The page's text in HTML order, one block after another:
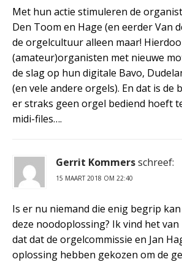
Met hun actie stimuleren de
Den Toom en Hage (en eerder Van
de orgelcultuur alleen maar!
(amateur)organisten met nieuwe
de slag op hun digitale Bavo,
(en vele andere orgels). En dat is de
er straks geen orgel bediend hoeft
midi-files….
Gerrit Kommersschreef:
15 MAART 2018 OM 22:40
Is er nu niemand die enig begrip
deze noodoplossing? Ik vind het
dat dat de orgelcommissie en Jan
oplossing hebben gekozen om de